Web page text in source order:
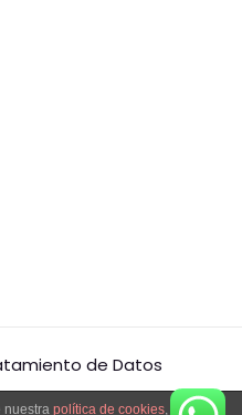
de Datos
nuestra política de cookies, pinche el